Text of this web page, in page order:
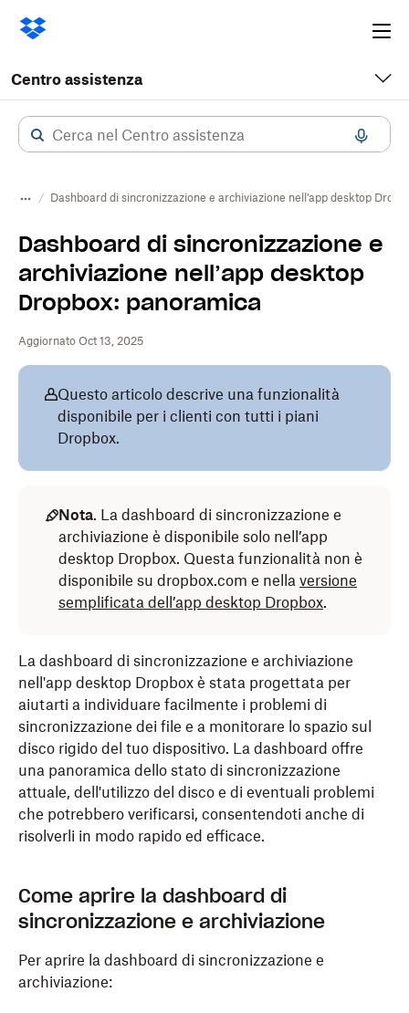
Centro assistenza
Dashboard di sincronizzazione e archiviazione nell’app desktop
Dashboard di sincronizzazione e
archiviazione nell’app desktop
Dropbox: panoramica
Aggiornato Oct 13, 2025
Questo articolo descrive una funzionalità
disponibile per i clienti con tutti i piani
Dropbox.
Nota. La dashboard di sincronizzazione e
archiviazione è disponibile solo nell’app
desktop Dropbox. Questa funzionalità non è
disponibile su dropbox.com e nella versione
semplificata dell’app desktop Dropbox.
La dashboard di sincronizzazione e archiviazione
nell'app desktop Dropbox è stata progettata per
aiutarti a individuare facilmente i problemi di
sincronizzazione dei file e a monitorare lo spazio sul
disco rigido del tuo dispositivo. La dashboard offre
una panoramica dello stato di sincronizzazione
attuale, dell'utilizzo del disco e di eventuali problemi
che potrebbero verificarsi, consentendoti anche di
risolverli in modo rapido ed efficace.
Come aprire la dashboard di
sincronizzazione e archiviazione
Per aprire la dashboard di sincronizzazione e
archiviazione: